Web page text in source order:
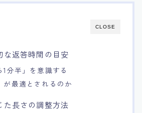
CLOSE
な返答時間の目安
分半」を意識する
が最適とされるのか
た長さの調整方法